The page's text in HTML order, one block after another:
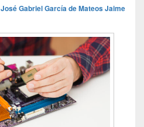
José Gabriel García de Mateos Jaime